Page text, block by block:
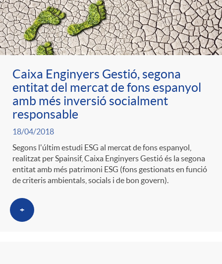
Caixa Enginyers Gestió, segona
entitat del mercat de fons espanyol
amb més inversió socialment
responsable
18/04/2018
Segons l'últim estudi ESG al mercat de fons espanyol,
realitzat per Spainsif, Caixa Enginyers Gestió és la segona
entitat amb més patrimoni ESG (fons gestionats en funció
de criteris ambientals, socials i de bon govern).
+